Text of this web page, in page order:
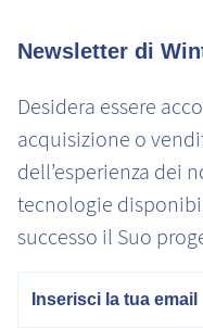
Newsletter di
Desidera essere
acquisizione o
dell’esperienza dei
tecnologie
successo il Suo